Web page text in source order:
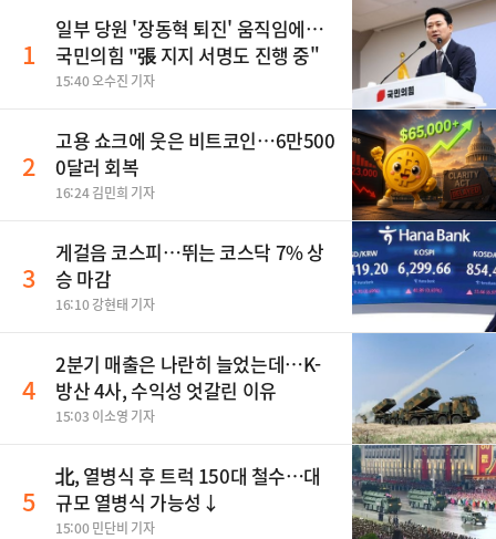
1
일부 당원 '장동혁 퇴진' 움직임에…
국민의힘 "張 지지 서명도 진행 중"
15:40 오수진 기자
2
고용 쇼크에 웃은 비트코인…6만500
0달러 회복
16:24 김민희 기자
3
게걸음 코스피…뛰는 코스닥 7% 상
승 마감
16:10 강현태 기자
4
2분기 매출은 나란히 늘었는데…K-
방산 4사, 수익성 엇갈린 이유
15:03 이소영 기자
5
北, 열병식 후 트럭 150대 철수…대
규모 열병식 가능성↓
15:00 민단비 기자